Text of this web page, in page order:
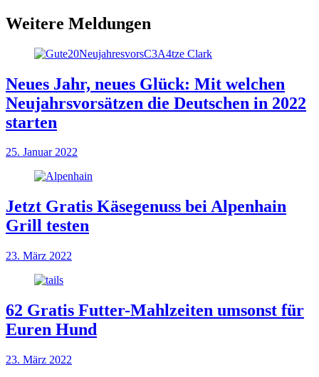
Weitere Meldungen
Neues Jahr, neues Glück: Mit welchen
Neujahrsvorsätzen die Deutschen in 2022
starten
25. Januar 2022
Jetzt Gratis Käsegenuss bei Alpenhain
Grill testen
23. März 2022
62 Gratis Futter-Mahlzeiten umsonst für
Euren Hund
23. März 2022